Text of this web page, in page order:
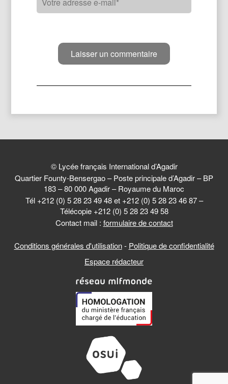
© Lycée français International d’Agadir
Quartier Founty-Bensergao – Poste principale d’Agadir – BP
183 – 80 000 Agadir – Royaume du Maroc
Tél +212 (0) 5 28 23 49 48 et +212 (0) 5 28 23 46 87 –
Télécopie +212 (0) 5 28 23 49 58
Contact mail : formulaire de contact
Conditions générales d'utilisation- Politique de confidentialité
Espace rédacteur